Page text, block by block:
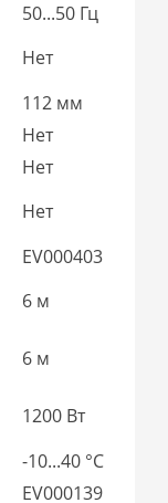
50...50 Гц
Нет
112 мм
Нет
Нет
Нет
EV000403
6 м
6 м
1200 Вт
-10...40 °C
EV000139